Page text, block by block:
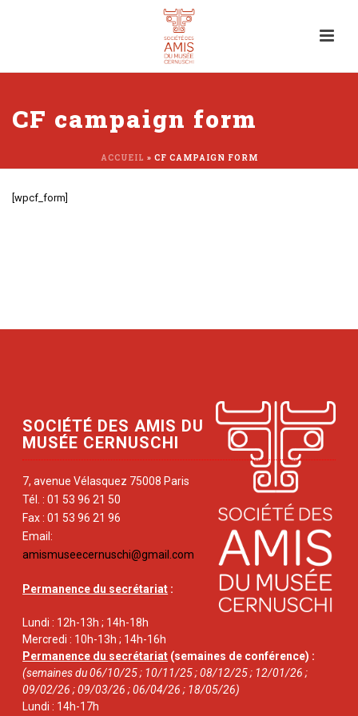
CF campaign form
ACCUEIL » CF CAMPAIGN FORM
[wpcf_form]
SOCIÉTÉ DES AMIS DU
MUSÉE CERNUSCHI
7, avenue Vélasquez 75008 Paris
Tél. : 01 53 96 21 50
Fax : 01 53 96 21 96
Email:
amismuseecernuschi@gmail.com
Permanence du secrétariat :
Lundi : 12h-13h ; 14h-18h
Mercredi : 10h-13h ; 14h-16h
Permanence du secrétariat (semaines de conférence) :
(semaines du 06/10/25 ; 10/11/25 ; 08/12/25 ; 12/01/26 ;
09/02/26 ; 09/03/26 ; 06/04/26 ; 18/05/26)
Lundi : 14h-17h